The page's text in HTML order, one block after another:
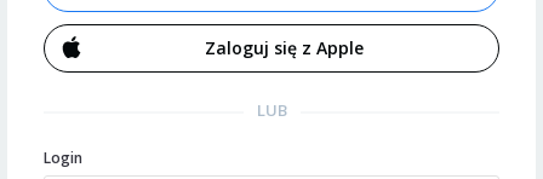
Zaloguj się z Apple
LUB
Login